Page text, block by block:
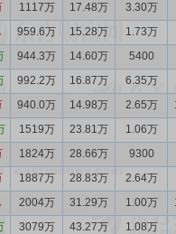
1117万 17.48万 3.30万
959.6万 15.28万 1.73万
944.3万 14.60万 5400
992.2万 16.87万 6.35万
940.0万 14.98万 2.65万
1519万 23.81万 1.06万
1824万 28.66万 9300
1887万 28.83万 2.64万
2004万 31.29万 1.00万
3079万 43.27万 1.08万